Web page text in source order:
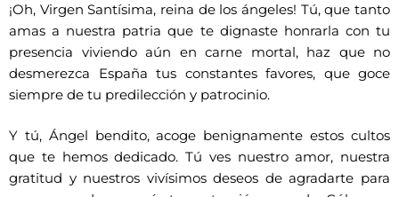
¡Oh, Virgen Santísima, reina de los ángeles! Tú, que tanto
amas a nuestra patria que te dignaste honrarla con tu
presencia viviendo aún en carne mortal, haz que no
desmerezca España tus constantes favores, que goce
siempre de tu predilección y patrocinio.
Y tú, Ángel bendito, acoge benignamente estos cultos
que te hemos dedicado. Tú ves nuestro amor, nuestra
gratitud y nuestros vivísimos deseos de agradarte para